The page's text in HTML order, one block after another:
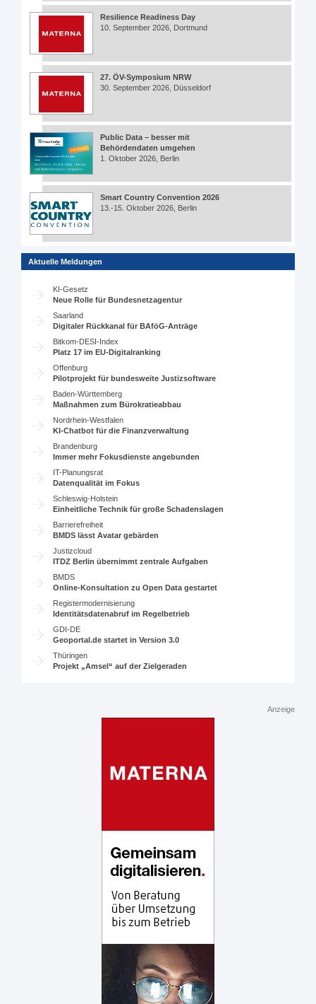
Resilience Readiness Day
10. September 2026, Dortmund
27. ÖV-Symposium NRW
30. September 2026, Düsseldorf
Public Data – besser mit
Behördendaten umgehen
1. Oktober 2026, Berlin
Smart Country Convention 2026
13.-15. Oktober 2026, Berlin
Aktuelle Meldungen
KI-Gesetz
Neue Rolle für Bundesnetzagentur
Saarland
Digitaler Rückkanal für BAföG-Anträge
Bitkom-DESI-Index
Platz 17 im EU-Digitalranking
Offenburg
Pilotprojekt für bundesweite Justizsoftware
Baden-Württemberg
Maßnahmen zum Bürokratieabbau
Nordrhein-Westfalen
KI-Chatbot für die Finanzverwaltung
Brandenburg
Immer mehr Fokusdienste angebunden
IT-Planungsrat
Datenqualität im Fokus
Schleswig-Holstein
Einheitliche Technik für große Schadenslagen
Barrierefreiheit
BMDS lässt Avatar gebärden
Justizcloud
ITDZ Berlin übernimmt zentrale Aufgaben
BMDS
Online-Konsultation zu Open Data gestartet
Registermodernisierung
Identitätsdatenabruf im Regelbetrieb
GDI-DE
Geoportal.de startet in Version 3.0
Thüringen
Projekt „Amsel“ auf der Zielgeraden
Anzeige